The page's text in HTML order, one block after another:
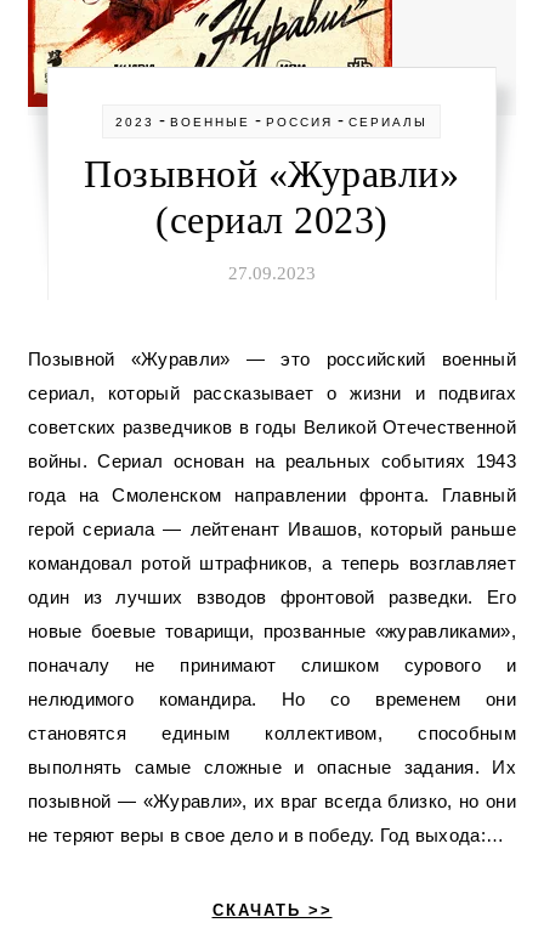
2023 -ВОЕННЫЕ -РОССИЯ -СЕРИАЛЫ
Позывной «Журавли»
(сериал 2023)
27.09.2023
Позывной «Журавли» — это российский военный
сериал, который рассказывает о жизни и подвигах
советских разведчиков в годы Великой Отечественной
войны. Сериал основан на реальных событиях 1943
года на Смоленском направлении фронта. Главный
герой сериала — лейтенант Ивашов, который раньше
командовал ротой штрафников, а теперь возглавляет
один из лучших взводов фронтовой разведки. Его
новые боевые товарищи, прозванные «журавликами»,
поначалу не принимают слишком сурового и
нелюдимого командира. Но со временем они
становятся единым коллективом, способным
выполнять самые сложные и опасные задания. Их
позывной — «Журавли», их враг всегда близко, но они
не теряют веры в свое дело и в победу. Год выхода:…
СКАЧАТЬ >>